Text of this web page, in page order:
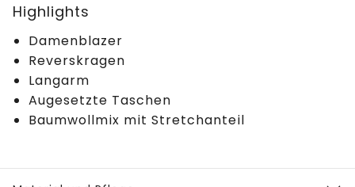
Highlights
Damenblazer
Reverskragen
Langarm
Augesetzte Taschen
Baumwollmix mit Stretchanteil